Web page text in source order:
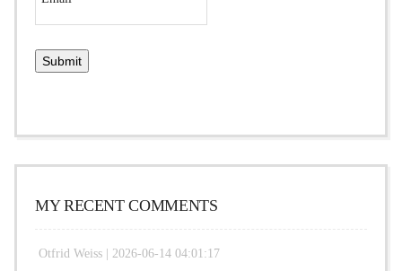
MY RECENT COMMENTS
Otfrid Weiss | 2026-06-14 04:01:17